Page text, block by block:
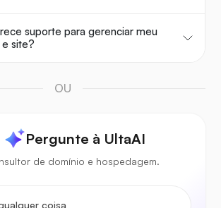
suporte para gerenciar meu
site?
OU
Pergunte à UltaAI
de domínio e hospedagem.